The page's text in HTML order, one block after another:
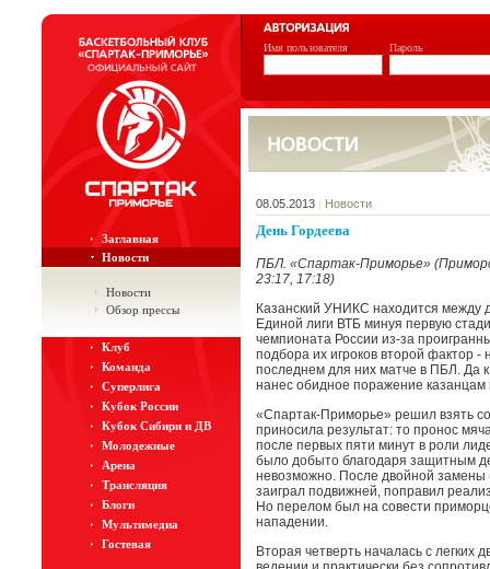
Имя пользователя Пароль
Заглавная
Новости
Новости
Обзор прессы
Клуб
Команда
Суперлига
Кубок России
Кубок Сибири и ДВ
Молодежные
Арена
Трансляция
Блоги
Мультимедиа
Гостевая
08.05.2013 | Новости
День Гордеева
ПБЛ. «Спартак-Приморье»
23:17, 17:18)
Казанский УНИКС находится между
Единой лиги ВТБ минуя первую
чемпионата России из-за
подбора их игроков второй фактор -
последнем для них матче в ПБЛ. Да
нанес обидное поражение
«Спартак-Приморье» решил взять
приносила результат: то пронос
после первых пяти минут в роли
было добыто благодаря защитным
невозможно. После двойной
заиграл подвижней, поправил
Но перелом был на совести
нападении.
Вторая четверть началась с легких